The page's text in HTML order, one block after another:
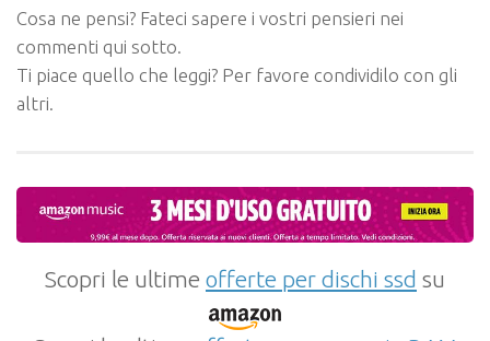
Cosa ne pensi? Fateci sapere i vostri pensieri nei
commenti qui sotto.
Ti piace quello che leggi? Per favore condividilo con gli
altri.
Scopri le ultime offerte per dischi ssd su